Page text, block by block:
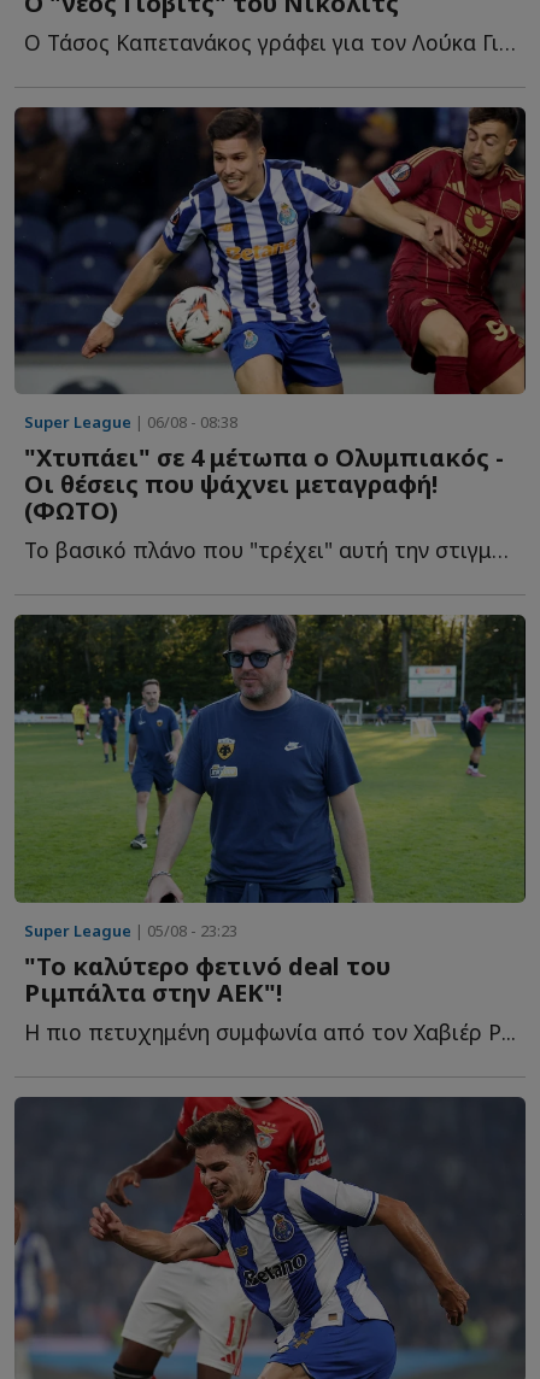
Ο Τάσος Καπετανάκος γράφει για τον Λούκα Γιόβιτς που ε...
Super League | 06/08 - 08:38
"Χτυπάει" σε 4 μέτωπα ο Ολυμπιακός -
Οι θέσεις που ψάχνει μεταγραφή!
(ΦΩΤΟ)
Το βασικό πλάνο που "τρέχει" αυτή την στιγμή στους Ερυθρόλευκους ό...
Super League | 05/08 - 23:23
"Το καλύτερο φετινό deal του
Ριμπάλτα στην ΑΕΚ"!
Η πιο πετυχημένη συμφωνία από τον Χαβιέρ Ρ...